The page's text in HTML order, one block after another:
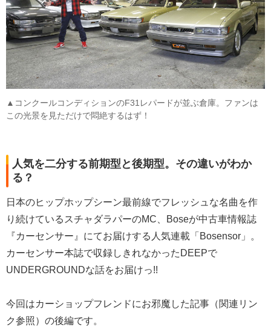
▲コンクールコンディションのF31レパードが並ぶ倉庫。ファンは
この光景を見ただけで悶絶するはず！
人気を二分する前期型と後期型。その違いがわか
る？
日本のヒップホップシーン最前線でフレッシュな名曲を作
り続けているスチャダラパーのMC、Boseが中古車情報誌
『カーセンサー』にてお届けする人気連載「Bosensor」。
カーセンサー本誌で収録しきれなかったDEEPで
UNDERGROUNDな話をお届けっ!!
今回はカーショップフレンドにお邪魔した記事（関連リン
ク参照）の後編です。